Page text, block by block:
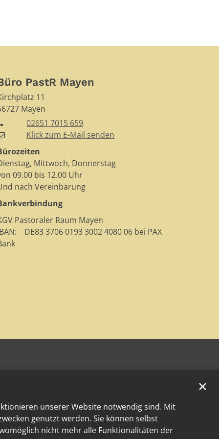
unserer Website notwendig sind. Mit
genutzt werden. Sie können selbst
nicht mehr alle Funktionalitäten der
✕
PastR Mayen
11
Mayen
02651 7015 659
Klick zum E-Mail senden
Mittwoch, Donnerstag
09.00 bis 12.00 Uhr
nach Vereinbarung
Pastoraler Raum Mayen
DE83 3706 0193 3002 4080 06 bei PAX